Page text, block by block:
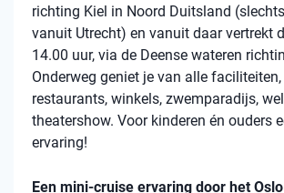
richting Kiel in Noord Duitsland
vanuit Utrecht) en vanuit daar vertrekt
14.00 uur, via de Deense wateren
Onderweg geniet je van alle
restaurants, winkels, zwemparadijs,
theatershow. Voor kinderen én ouders
ervaring!
Een mini-cruise ervaring door het